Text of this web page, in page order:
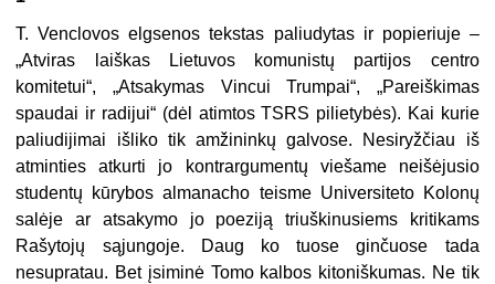
T. Venclovos elgsenos tekstas paliudytas ir popieriuje –
„Atviras laiškas Lietuvos komunistų partijos centro
komitetui“, „Atsakymas Vincui Trumpai“, „Pareiškimas
spaudai ir radijui“ (dėl atimtos TSRS pilietybės). Kai kurie
paliudijimai išliko tik amžininkų galvose. Nesiryžčiau iš
atminties atkurti jo kontrargumentų viešame neišėjusio
studentų kūrybos almanacho teisme Universiteto Kolonų
salėje ar atsakymo jo poeziją triuškinusiems kritikams
Rašytojų sąjungoje. Daug ko tuose ginčuose tada
nesupratau. Bet įsiminė Tomo kalbos kitoniškumas. Ne tik